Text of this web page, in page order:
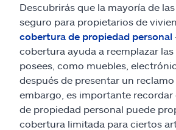
Descubrirás que la mayoría de
seguro para propietarios de
cobertura de propiedad personal
cobertura ayuda a reemplazar las
posees, como muebles,
después de presentar un
embargo, es importante recordar
de propiedad personal puede
cobertura limitada para ciertos